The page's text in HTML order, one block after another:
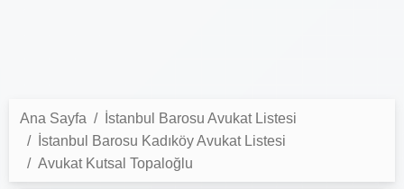
Ana Sayfa
İstanbul Barosu Avukat Listesi
İstanbul Barosu Kadıköy Avukat Listesi
Avukat Kutsal Topaloğlu